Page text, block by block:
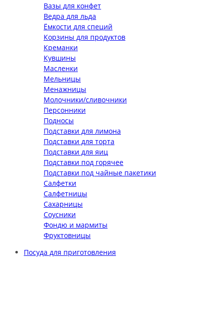
Вазы для конфет
Ведра для льда
Ёмкости для специй
Корзины для продуктов
Креманки
Кувшины
Масленки
Мельницы
Менажницы
Молочники/сливочники
Персонники
Подносы
Подставки для лимона
Подставки для торта
Подставки для яиц
Подставки под горячее
Подставки под чайные пакетики
Салфетки
Салфетницы
Сахарницы
Соусники
Фондю и мармиты
Фруктовницы
Посуда для приготовления